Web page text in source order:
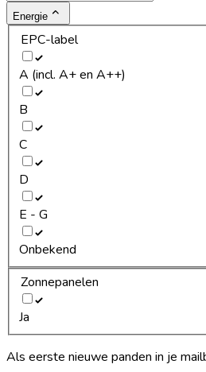
Energie
EPC-label
A (incl. A+ en A++)
B
C
D
E - G
Onbekend
Zonnepanelen
Ja
Als eerste nieuwe panden in je